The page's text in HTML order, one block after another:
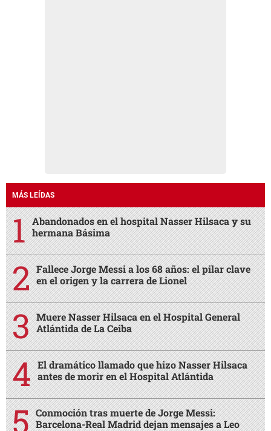
MÁS LEÍDAS
Abandonados en el hospital Nasser Hilsaca y su
hermana Básima
Fallece Jorge Messi a los 68 años: el pilar clave
en el origen y la carrera de Lionel
Muere Nasser Hilsaca en el Hospital General
Atlántida de La Ceiba
El dramático llamado que hizo Nasser Hilsaca
antes de morir en el Hospital Atlántida
Conmoción tras muerte de Jorge Messi:
Barcelona-Real Madrid dejan mensajes a Leo